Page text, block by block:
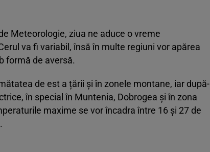
Meteorologie, ziua ne aduce o vreme
va fi variabil, însă în multe regiuni vor apărea
formă de aversă.
de est a țării și în zonele montane, iar după-
în special în Muntenia, Dobrogea și în zona
maxime se vor încadra între 16 și 27 de